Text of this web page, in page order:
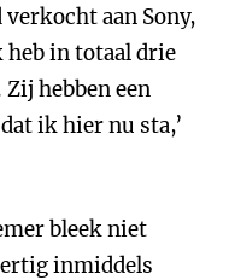
aan Sony,
heb in totaal drie
hebben een
ik hier nu sta,’
bleek niet
inmiddels